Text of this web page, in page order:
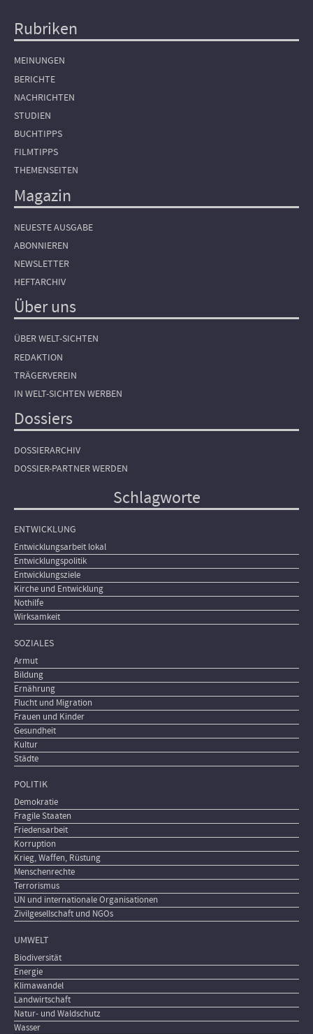
Hauptnavigation
Rubriken
MEINUNGEN
BERICHTE
NACHRICHTEN
STUDIEN
BUCHTIPPS
FILMTIPPS
THEMENSEITEN
Magazin
NEUESTE AUSGABE
ABONNIEREN
NEWSLETTER
HEFTARCHIV
Über uns
ÜBER WELT-SICHTEN
REDAKTION
TRÄGERVEREIN
IN WELT-SICHTEN WERBEN
Dossiers
DOSSIERARCHIV
DOSSIER-PARTNER WERDEN
Schlagworte
ENTWICKLUNG
Entwicklungsarbeit lokal
Entwicklungspolitik
Entwicklungsziele
Kirche und Entwicklung
Nothilfe
Wirksamkeit
SOZIALES
Armut
Bildung
Ernährung
Flucht und Migration
Frauen und Kinder
Gesundheit
Kultur
Städte
POLITIK
Demokratie
Fragile Staaten
Friedensarbeit
Korruption
Krieg, Waffen, Rüstung
Menschenrechte
Terrorismus
UN und internationale Organisationen
Zivilgesellschaft und NGOs
UMWELT
Biodiversität
Energie
Klimawandel
Landwirtschaft
Natur- und Waldschutz
Wasser